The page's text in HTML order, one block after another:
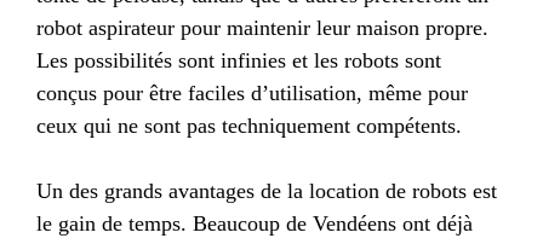
robot aspirateur pour maintenir leur maison propre.
Les possibilités sont infinies et les robots sont
conçus pour être faciles d’utilisation, même pour
ceux qui ne sont pas techniquement compétents.
Un des grands avantages de la location de robots est
le gain de temps. Beaucoup de Vendéens ont déjà